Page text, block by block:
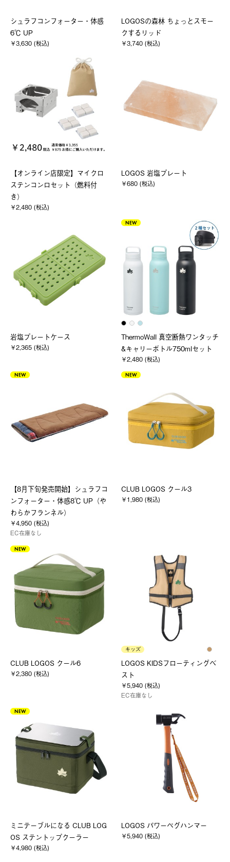
シュラフコンフォーター・体感
6℃ UP
￥3,630 (税込)
LOGOSの森林 ちょっとスモー
クするリッド
￥3,740 (税込)
【オンライン店限定】マイクロ
ステンコンロセット（燃料付
き）
￥2,480 (税込)
LOGOS 岩塩プレート
￥680 (税込)
岩塩プレートケース
￥2,365 (税込)
NEW
ThermoWall 真空断熱ワンタッチ
&キャリーボトル750mlセット
￥2,480 (税込)
NEW
【8月下旬発売開始】シュラフコ
ンフォーター・体感8℃ UP（や
わらかフランネル）
￥4,950 (税込)
EC在庫なし
NEW
CLUB LOGOS クール3
￥1,980 (税込)
NEW
CLUB LOGOS クール6
￥2,380 (税込)
キッズ
LOGOS KIDSフローティングベ
スト
￥5,940 (税込)
EC在庫なし
NEW
ミニテーブルになる CLUB LOG
OS ステントップクーラー
￥4,980 (税込)
LOGOS パワーペグハンマー
￥5,940 (税込)